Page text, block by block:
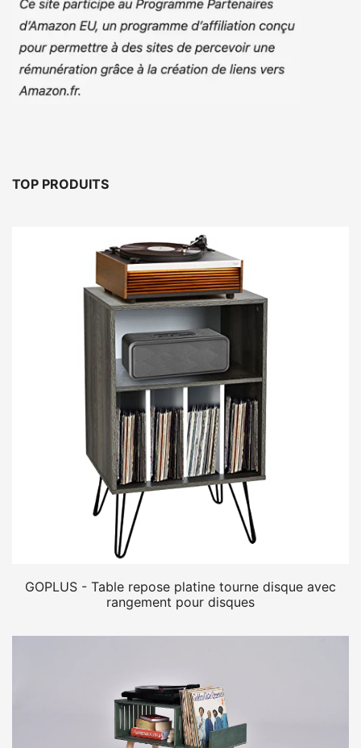
TOP PRODUITS
GOPLUS - Table repose platine tourne disque avec
rangement pour disques